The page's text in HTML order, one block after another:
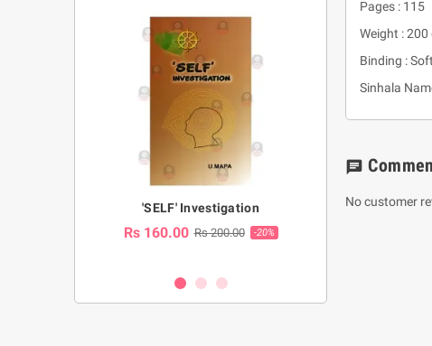
'SELF' Investigation
Rs 160.00 Rs 200.00 -20%
(Sinhala Therum
Pages : 115
Weight : 200
Binding :
Sinhala
chat
No customer